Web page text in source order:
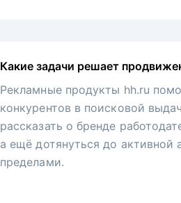
Какие задачи решает
Рекламные продукты hh.ru
конкурентов в поисковой
рассказать о бренде
а ещё дотянуться до активной
пределами.